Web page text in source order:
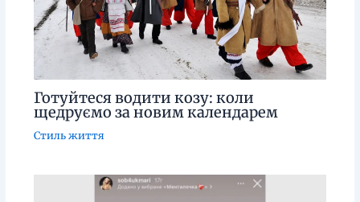
Готуйтеся водити козу: коли
щедруємо за новим календарем
Стиль життя